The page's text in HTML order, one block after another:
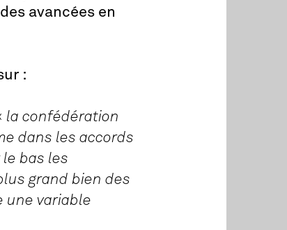
avancées en
:
la confédération
dans les accords
bas les
grand bien des
une variable